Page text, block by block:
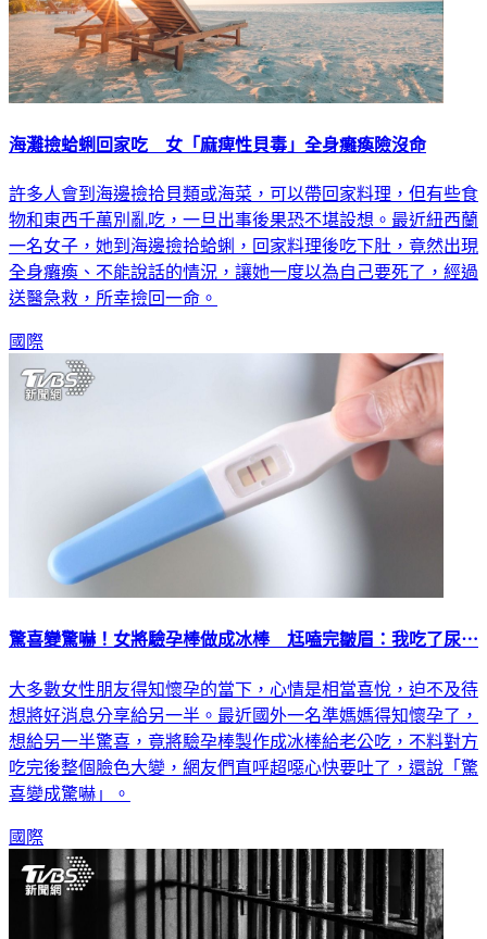
海灘撿蛤蜊回家吃 女「麻痺性貝毒」全身癱瘓險沒命
許多人會到海邊撿拾貝類或海菜，可以帶回家料理，但有些食
物和東西千萬別亂吃，一旦出事後果恐不堪設想。最近紐西蘭
一名女子，她到海邊撿拾蛤蜊，回家料理後吃下肚，竟然出現
全身癱瘓、不能說話的情況，讓她一度以為自己要死了，經過
送醫急救，所幸撿回一命。
國際
驚喜變驚嚇！女將驗孕棒做成冰棒 尪嗑完皺眉：我吃了尿⋯
大多數女性朋友得知懷孕的當下，心情是相當喜悅，迫不及待
想將好消息分享給另一半。最近國外一名準媽媽得知懷孕了，
想給另一半驚喜，竟將驗孕棒製作成冰棒給老公吃，不料對方
吃完後整個臉色大變，網友們直呼超噁心快要吐了，還說「驚
喜變成驚嚇」。
國際